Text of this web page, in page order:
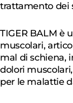
trattamento dei
TIGER BALM è
muscolari,
mal di schiena,
dolori
per le malattie